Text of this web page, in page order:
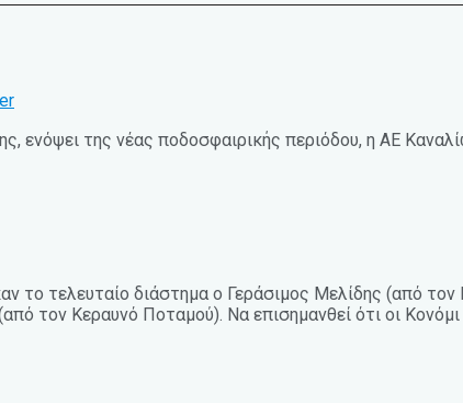
ενόψει της νέας ποδοσφαιρικής περιόδου, η ΑΕ
το τελευταίο διάστημα ο Γεράσιμος Μελίδης (από
τον Κεραυνό Ποταμού). Να επισημανθεί ότι οι